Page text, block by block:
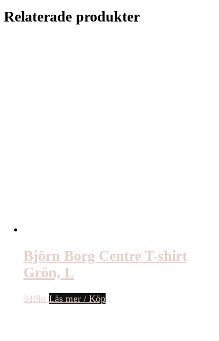
Relaterade produkter
Björn Borg Centre T-shirt
Grön, L
349kr Läs mer / Köp